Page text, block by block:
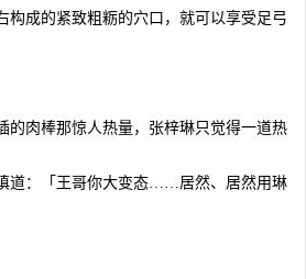
构成的紧致粗粝的穴口，就可以享受足弓
肉棒那惊人热量，张梓琳只觉得一道热
道：「王哥你大变态……居然、居然用琳